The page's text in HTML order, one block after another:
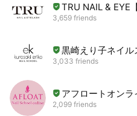
TRU NAIL & EYE
3,659 friends
黒崎えり子ネイル
3,033 friends
アフロートオン
2,099 friends